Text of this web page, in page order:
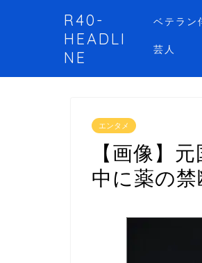
R40-
HEADLI
NE
ベテラン
芸人
エンタメ
【画像】
中に薬の禁